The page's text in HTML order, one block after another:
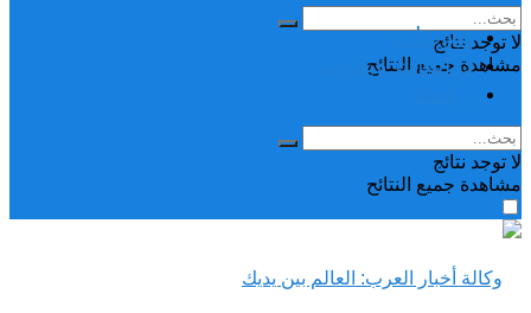
لا توجد نتائج
مشاهدة جميع النتائح
تغريدات
دراسات وبحوث
لا توجد نتائج
مشاهدة جميع النتائح